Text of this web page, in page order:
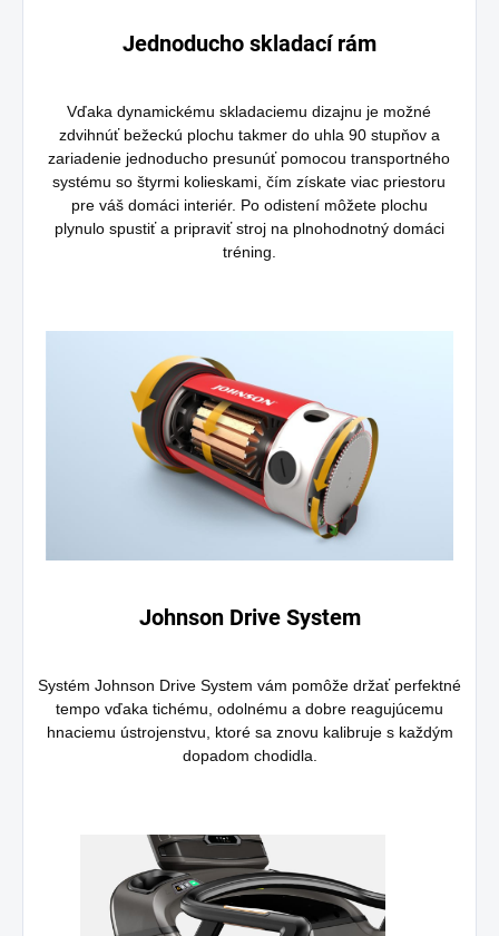
Jednoducho skladací rám
Vďaka dynamickému skladaciemu dizajnu je možné
zdvihnúť bežeckú plochu takmer do uhla 90 stupňov a
zariadenie jednoducho presunúť pomocou transportného
systému so štyrmi kolieskami, čím získate viac priestoru
pre váš domáci interiér. Po odistení môžete plochu
plynulo spustiť a pripraviť stroj na plnohodnotný domáci
tréning.
Johnson Drive System
Systém Johnson Drive System vám pomôže držať perfektné
tempo vďaka tichému, odolnému a dobre reagujúcemu
hnaciemu ústrojenstvu, ktoré sa znovu kalibruje s každým
dopadom chodidla.